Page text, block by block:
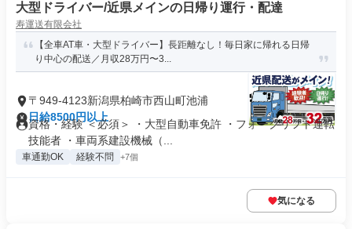
大型ドライバー/近県メインの日帰り運行・配達
寿運送有限会社
【全車AT車・大型ドライバー】長距離なし！毎日家に帰れる日帰
り中心の配送／月収28万円〜3...
〒949-4123新潟県柏崎市西山町池浦
日給8500円以上
資格・経験 ＜必須＞ ・大型自動車免許 ・フォークリフト運転
技能者 ・車両系建設機械（...
車通勤OK 経験不問 +7個
気になる